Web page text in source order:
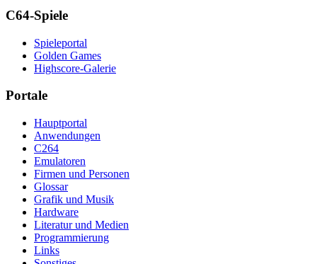
C64-Spiele
Spieleportal
Golden Games
Highscore-Galerie
Portale
Hauptportal
Anwendungen
C264
Emulatoren
Firmen und Personen
Glossar
Grafik und Musik
Hardware
Literatur und Medien
Programmierung
Links